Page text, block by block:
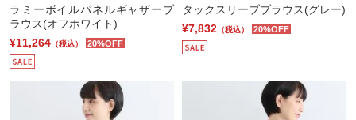
ラミーボイルパネルギャザーブ
ラウス(オフホワイト)
¥11,264 （税込） 20%OFF
タックスリーブブラウス(グレー)
¥7,832 （税込） 20%OFF